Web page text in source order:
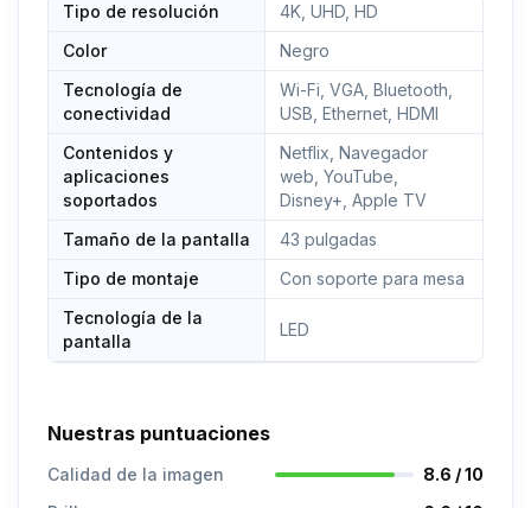
Tipo de resolución
4K, UHD, HD
Color
Negro
Tecnología de
conectividad
Wi-Fi, VGA, Bluetooth,
USB, Ethernet, HDMI
Contenidos y
aplicaciones
soportados
Netflix, Navegador
web, YouTube,
Disney+, Apple TV
Tamaño de la pantalla
43 pulgadas
Tipo de montaje
Con soporte para mesa
Tecnología de la
pantalla
LED
Nuestras puntuaciones
Calidad de la imagen
8.6 / 10